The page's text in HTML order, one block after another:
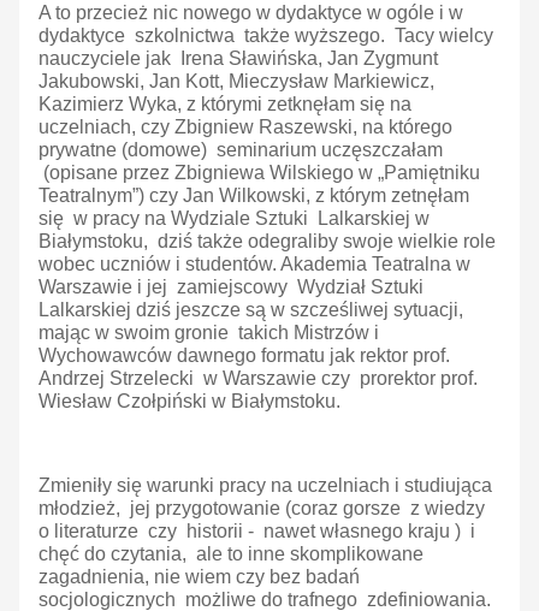
A to przecież nic nowego w dydaktyce w ogóle i w
dydaktyce szkolnictwa także wyższego. Tacy wielcy
nauczyciele jak Irena Sławińska, Jan Zygmunt
Jakubowski, Jan Kott, Mieczysław Markiewicz,
Kazimierz Wyka, z którymi zetknęłam się na
uczelniach, czy Zbigniew Raszewski, na którego
prywatne (domowe) seminarium uczęszczałam
(opisane przez Zbigniewa Wilskiego w „Pamiętniku
Teatralnym”) czy Jan Wilkowski, z którym zetnęłam
się w pracy na Wydziale Sztuki Lalkarskiej w
Białymstoku, dziś także odegraliby swoje wielkie role
wobec uczniów i studentów. Akademia Teatralna w
Warszawie i jej zamiejscowy Wydział Sztuki
Lalkarskiej dziś jeszcze są w szcześliwej sytuacji,
mając w swoim gronie takich Mistrzów i
Wychowawców dawnego formatu jak rektor prof.
Andrzej Strzelecki w Warszawie czy prorektor prof.
Wiesław Czołpiński w Białymstoku.
Zmieniły się warunki pracy na uczelniach i studiująca
młodzież, jej przygotowanie (coraz gorsze z wiedzy
o literaturze czy historii - nawet własnego kraju ) i
chęć do czytania, ale to inne skomplikowane
zagadnienia, nie wiem czy bez badań
socjologicznych możliwe do trafnego zdefiniowania.